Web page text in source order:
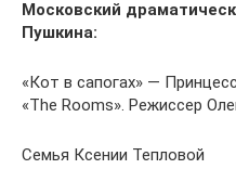
Московский
Пушкина:
«Кот в сапогах» —
«The Rooms». Режиссер
Семья Ксении Тепловой